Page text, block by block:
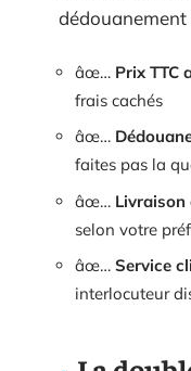
âœ… Prix TTC
frais cachés
âœ…
faites pas la
âœ… Livraison
selon votre
âœ… Service
interlocuteur